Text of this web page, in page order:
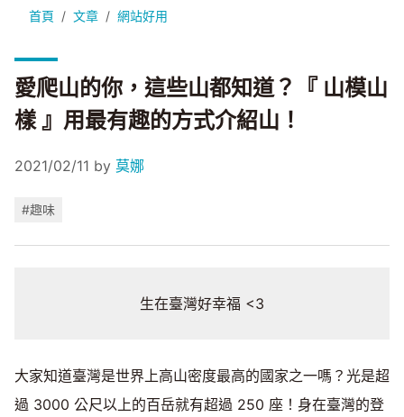
首頁 文章 網站好用
愛爬山的你，這些山都知道？『 山模山樣 』用最有趣的方式介
愛爬山的你，這些山都知道？『 山模山
樣 』用最有趣的方式介紹山！
2021/02/11 by 莫娜
#趣味
生在臺灣好幸福 <3
大家知道臺灣是世界上高山密度最高的國家之一嗎？光是超
過 3000 公尺以上的百岳就有超過 250 座！身在臺灣的登